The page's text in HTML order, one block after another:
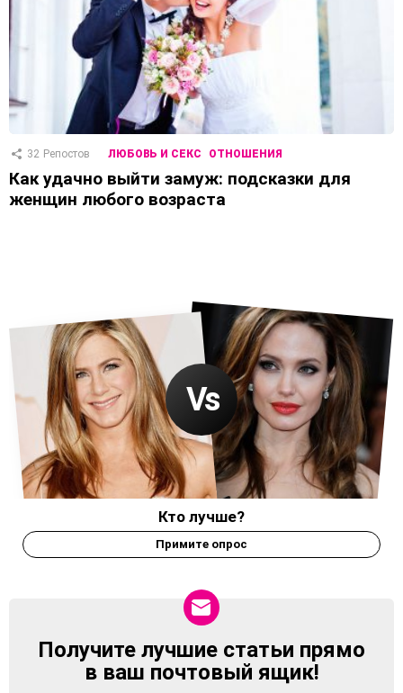
32 Репостов ЛЮБОВЬ И СЕКС ОТНОШЕНИЯ
Как удачно выйти замуж: подсказки для
женщин любого возраста
Кто лучше?
Примите опрос
NEWSLETTER
Получите лучшие статьи прямо
в ваш почтовый ящик!